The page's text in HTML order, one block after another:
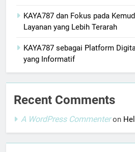
KAYA787 dan Fokus pada
Layanan yang Lebih Terarah
KAYA787 sebagai Platform
yang Informatif
Recent Comments
A WordPress Commenteron